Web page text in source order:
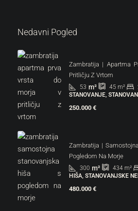
Nedavni Pogled
Zambratija | Apartma
Pritličju Z Vrtom
53 m² 45 m²
STANOVANJE,
250.000 €
Zambratija |
Pogledom Na Morje
300 m² 434 m²
HIŠA, STANOVANJSKE
480.000 €